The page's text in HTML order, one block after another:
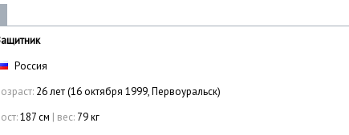
Россия
26 лет (16 октября 1999, Первоуральск)
187 см | вес: 79 кг